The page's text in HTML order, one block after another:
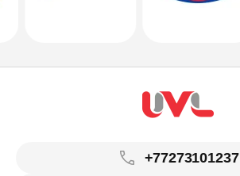
+77273101237